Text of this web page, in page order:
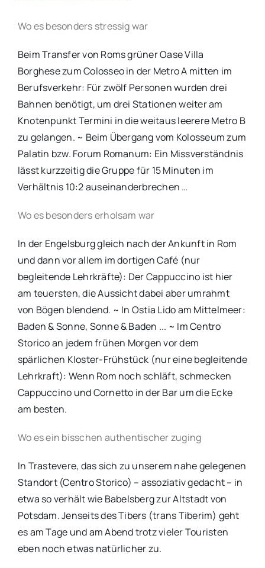
Wo es besonders stressig war
Beim Transfer von Roms grüner Oase Villa
Borghese zum Colosseo in der Metro A mitten im
Berufsverkehr: Für zwölf Personen wurden drei
Bahnen benötigt, um drei Stationen weiter am
Knotenpunkt Termini in die weitaus leerere Metro B
zu gelangen. ~ Beim Übergang vom Kolosseum zum
Palatin bzw. Forum Romanum: Ein Missverständnis
lässt kurzzeitig die Gruppe für 15 Minuten im
Verhältnis 10:2 auseinanderbrechen …
Wo es besonders erholsam war
In der Engelsburg gleich nach der Ankunft in Rom
und dann vor allem im dortigen Café (nur
begleitende Lehrkräfte): Der Cappuccino ist hier
am teuersten, die Aussicht dabei aber umrahmt
von Bögen blendend. ~ In Ostia Lido am Mittelmeer:
Baden & Sonne, Sonne & Baden ... ~ Im Centro
Storico an jedem frühen Morgen vor dem
spärlichen Kloster-Frühstück (nur eine begleitende
Lehrkraft): Wenn Rom noch schläft, schmecken
Cappuccino und Cornetto in der Bar um die Ecke
am besten.
Wo es ein bisschen authentischer zuging
In Trastevere, das sich zu unserem nahe gelegenen
Standort (Centro Storico) – assoziativ gedacht – in
etwa so verhält wie Babelsberg zur Altstadt von
Potsdam. Jenseits des Tibers (trans Tiberim) geht
es am Tage und am Abend trotz vieler Touristen
eben noch etwas natürlicher zu.